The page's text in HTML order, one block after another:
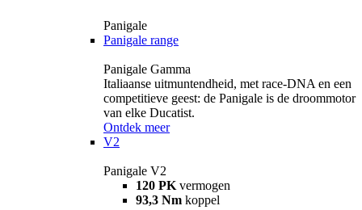
Panigale
Panigale range
Panigale Gamma
Italiaanse uitmuntendheid, met race-DNA en een
competitieve geest: de Panigale is de droommotor
van elke Ducatist.
Ontdek meer
V2
Panigale V2
120 PK vermogen
93,3 Nm koppel